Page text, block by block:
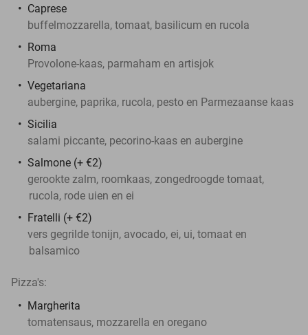
Caprese
buffelmozzarella, tomaat, basilicum en rucola
Roma
Provolone-kaas, parmaham en artisjok
Vegetariana
aubergine, paprika, rucola, pesto en Parmezaanse kaas
Sicilia
salami piccante, pecorino-kaas en aubergine
Salmone (+ €2)
gerookte zalm, roomkaas, zongedroogde tomaat,
rucola, rode uien en ei
Fratelli (+ €2)
vers gegrilde tonijn, avocado, ei, ui, tomaat en
balsamico
Pizza's:
Margherita
tomatensaus, mozzarella en oregano